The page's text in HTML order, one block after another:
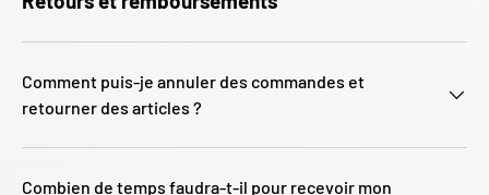
Comment puis-je annuler des commandes et
retourner des articles ?
Combien de temps faudra-t-il pour recevoir mon